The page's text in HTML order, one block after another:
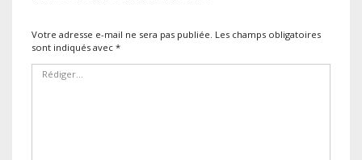
Votre adresse e-mail ne sera pas publiée. Les champs obligatoires
sont indiqués avec *